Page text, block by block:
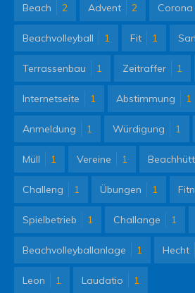
Beach 2 Advent 2 Corona
Beachvolleyball 1 Fit 1
Terrassenbau 1 Zeitraffer 1
Internetseite 1 Abstimmung 1
Anmeldung 1 Würdigung 1
Müll 1 Vereine 1
Challeng 1 Übungen 1
Spielbetrieb 1 Challange 1
Beachvolleyballanlage 1 Hecht
Leon 1 Laudatio 1